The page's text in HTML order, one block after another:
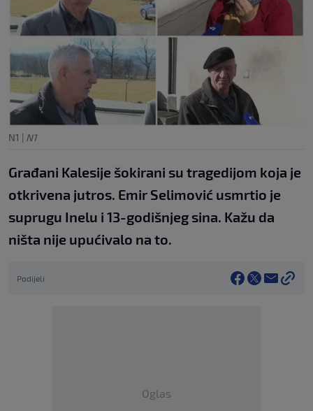
N1 | N1
Građani Kalesije šokirani su tragedijom koja je
otkrivena jutros. Emir Selimović usmrtio je
suprugu Inelu i 13-godišnjeg sina. Kažu da
ništa nije upućivalo na to.
Podijeli
Oglas